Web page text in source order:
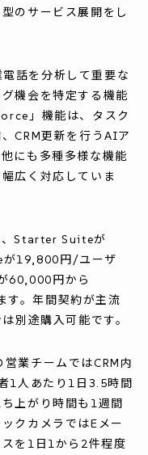
のサービス展開をし
話を分析して重要な
機会を特定する機能
」機能は、タスク
CRM更新を行うAIア
にも多種多様な機能
広く対応していま
、Starter Suiteが
19,800円/ユーザ
60,000円から
。年間契約が主流
別途購入可能です。
業チームではCRM内
1人あたり1日3.5時間
上がり時間も1週間
クカメラではEメー
を1日1から2件程度